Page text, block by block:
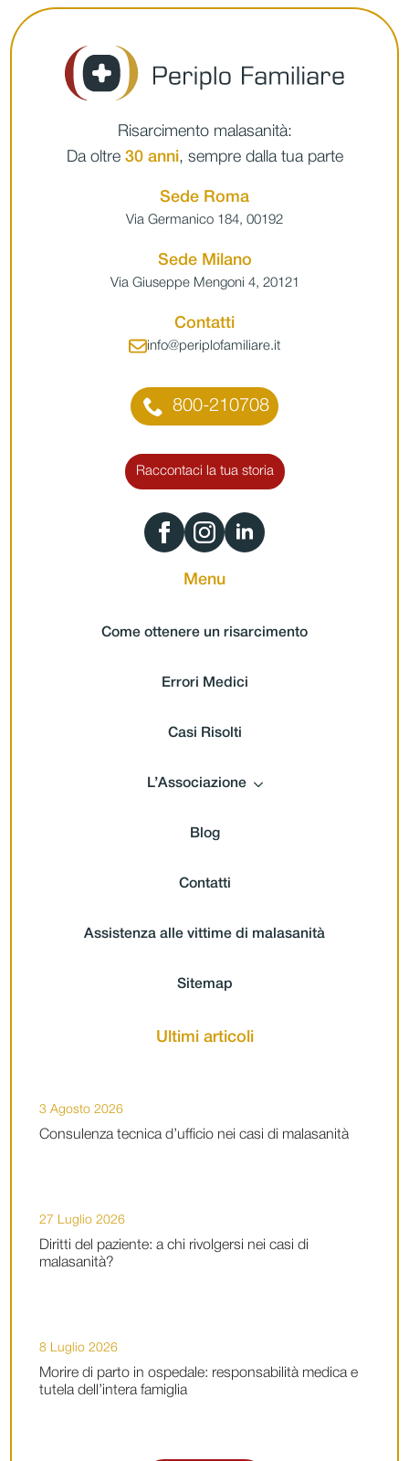
Risarcimento malasanità:
Da oltre 30 anni, sempre dalla tua parte
Sede Roma
Via Germanico 184, 00192
Sede Milano
Via Giuseppe Mengoni 4, 20121
Contatti
info@periplofamiliare.it
800-210708
Raccontaci la tua storia
Menu
Come ottenere un risarcimento
Errori Medici
Casi Risolti
L’Associazione
Blog
Contatti
Assistenza alle vittime di malasanità
Sitemap
Ultimi articoli
Consulenza tecnica d’ufficio nei casi di malasanità
3 Agosto 2026
Diritti del paziente: a chi rivolgersi nei casi di
malasanità?
27 Luglio 2026
Morire di parto in ospedale: responsabilità medica e
tutela dell’intera famiglia
8 Luglio 2026